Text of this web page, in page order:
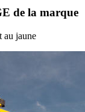
de la marque
au jaune